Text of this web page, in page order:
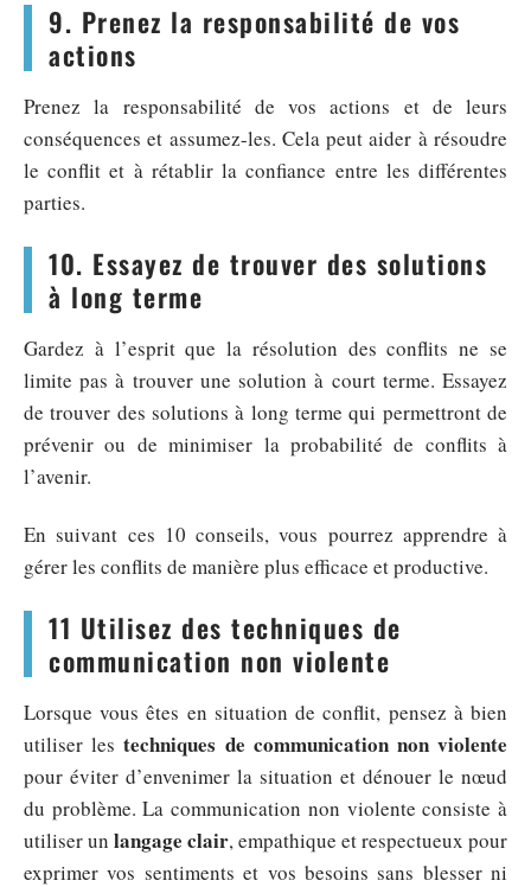
9. Prenez la responsabilité de vos
actions
Prenez la responsabilité de vos actions et de leurs
conséquences et assumez-les. Cela peut aider à résoudre
le conflit et à rétablir la confiance entre les différentes
parties.
10. Essayez de trouver des solutions
à long terme
Gardez à l’esprit que la résolution des conflits ne se
limite pas à trouver une solution à court terme. Essayez
de trouver des solutions à long terme qui permettront de
prévenir ou de minimiser la probabilité de conflits à
l’avenir.
En suivant ces 10 conseils, vous pourrez apprendre à
gérer les conflits de manière plus efficace et productive.
11 Utilisez des techniques de
communication non violente
Lorsque vous êtes en situation de conflit, pensez à bien
utiliser lestechniques de communication non violente
pour éviter d’envenimer la situation et dénouer le nœud
du problème. La communication non violente consiste à
utiliser un langage clair, empathique et respectueux pour
exprimer vos sentiments et vos besoins sans blesser ni